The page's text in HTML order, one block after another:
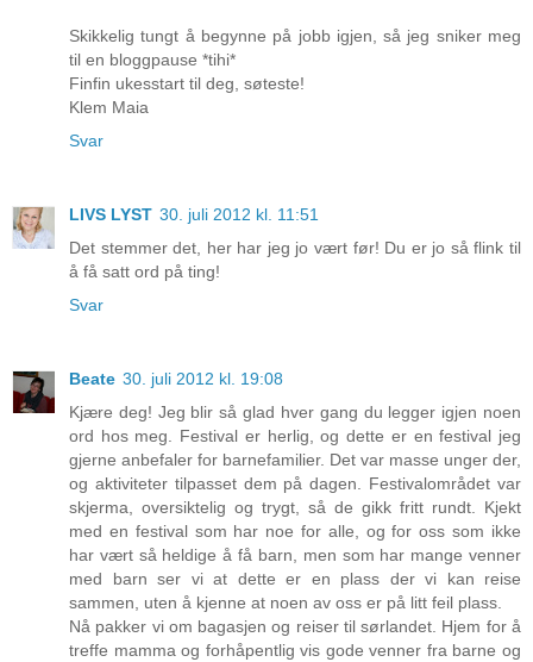
Skikkelig tungt å begynne på jobb igjen, så jeg sniker meg
til en bloggpause *tihi*
Finfin ukesstart til deg, søteste!
Klem Maia
Svar
LIVS LYST 30. juli 2012 kl. 11:51
Det stemmer det, her har jeg jo vært før! Du er jo så flink til
å få satt ord på ting!
Svar
Beate 30. juli 2012 kl. 19:08
Kjære deg! Jeg blir så glad hver gang du legger igjen noen
ord hos meg. Festival er herlig, og dette er en festival jeg
gjerne anbefaler for barnefamilier. Det var masse unger der,
og aktiviteter tilpasset dem på dagen. Festivalområdet var
skjerma, oversiktelig og trygt, så de gikk fritt rundt. Kjekt
med en festival som har noe for alle, og for oss som ikke
har vært så heldige å få barn, men som har mange venner
med barn ser vi at dette er en plass der vi kan reise
sammen, uten å kjenne at noen av oss er på litt feil plass.
Nå pakker vi om bagasjen og reiser til sørlandet. Hjem for å
treffe mamma og forhåpentlig vis gode venner fra barne og